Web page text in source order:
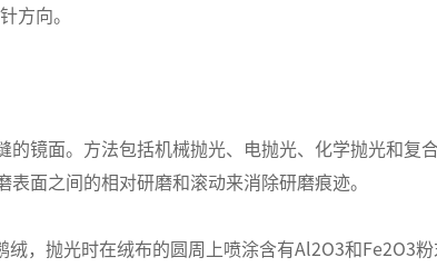
方向。
镜面。方法包括机械抛光、电抛光、化学抛光和复
面之间的相对研磨和滚动来消除研磨痕迹。
抛光时在绒布的圆周上喷涂含有Al2O3和Fe2O3粉